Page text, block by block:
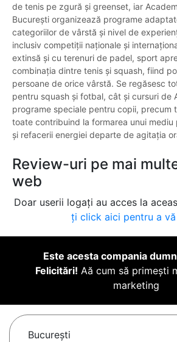
de tenis pe zgură și greenset, iar
București organizează programe
categoriilor de vârstă și nivel de
inclusiv competiții naționale și
extinsă și cu terenuri de padel, sport
combinația dintre tenis și squash, fiind
persoane de orice vârstă. Se regăsesc
pentru squash și fotbal, cât și cursuri de
programe speciale pentru copii, precum
toate contribuind la formarea unui mediu
și refacerii energiei departe de agitația
Review-uri pe mai
web
Doar userii logați au acces la
ți click aici pentru a
Este acesta compania
Felicitări! Aă cum să primești
marketing
Bucureşti